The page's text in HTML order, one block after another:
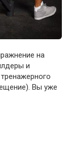
на
и
Вы уже